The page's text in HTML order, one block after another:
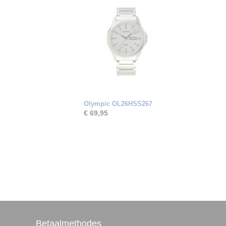
Olympic OL26HSS267
€ 69,95
Betaalmethodes